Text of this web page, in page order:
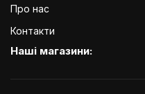
Про нас
Контакти
Наші магазини: